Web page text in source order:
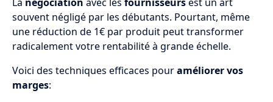
souvent négligé par les débutants. Pourtant, même
une réduction de 1€ par produit peut transformer
radicalement votre rentabilité à grande échelle.
Voici des techniques efficaces pouraméliorer vos
marges: